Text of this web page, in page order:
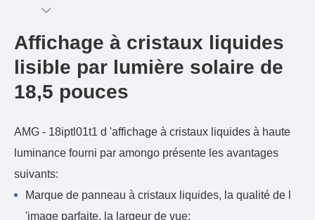
Affichage à cristaux liquides
lisible par lumière solaire de
18,5 pouces
AMG - 18iptl01t1 d 'affichage à cristaux liquides à haute
luminance fourni par amongo présente les avantages
suivants:
Marque de panneau à cristaux liquides, la qualité de l
'image parfaite, la largeur de vue;